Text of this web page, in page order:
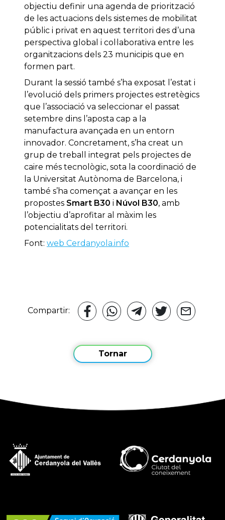
objectiu definir una agenda de priorització
de les actuacions dels sistemes de mobilitat
públic i privat en aquest territori des d’una
perspectiva global i col·laborativa entre les
organitzacions dels 23 municipis que en
formen part.
Durant la sessió també s’ha exposat l’estat i
l’evolució dels primers projectes estretègics
que l’associació va seleccionar el passat
setembre dins l’aposta cap a la
manufactura avançada en un entorn
innovador. Concretament, s’ha creat un
grup de treball integrat pels projectes de
caire més tecnològic, sota la coordinació de
la Universitat Autònoma de Barcelona, i
també s’ha començat a avançar en les
propostes Smart B30 i Núvol B30, amb
l’objectiu d’aprofitar al màxim les
potencialitats del territori.
Font: web Cerdanyola.info
Compartir:
Tornar